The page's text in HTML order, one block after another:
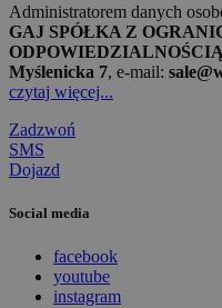
Administratorem danych
GAJ SPÓŁKA Z
ODPOWIEDZIALNOŚCIĄ
Myślenicka 7, e-mail:
czytaj więcej...
Zadzwoń
SMS
Dojazd
Social media
facebook
youtube
instagram